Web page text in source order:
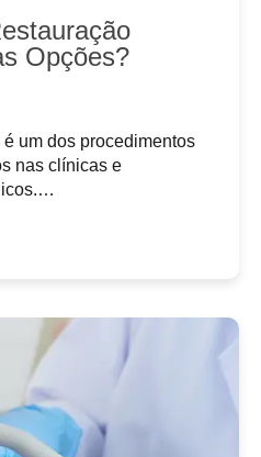
Opções?
um dos procedimentos
nas clínicas e